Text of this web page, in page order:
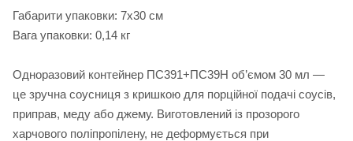
Габарити упаковки: 7х30 см
Вага упаковки: 0,14 кг
Одноразовий контейнер ПС391+ПС39Н об’ємом 30 мл —
це зручна соусниця з кришкою для порційної подачі соусів,
приправ, меду або джему. Виготовлений із прозорого
харчового поліпропілену, не деформується при